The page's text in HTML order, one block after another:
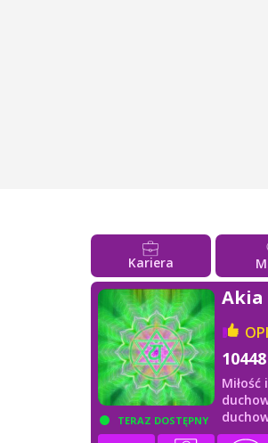
Kariera
TERAZ DOSTĘPNY
Akia
10448
i